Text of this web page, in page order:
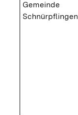
Gemeinde
Schnürpflingen